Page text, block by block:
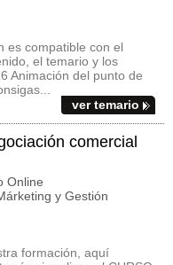
es compatible con el
el temario y los
Animación del punto de
ver temario
comercial
Online
y Gestión
formación, aquí